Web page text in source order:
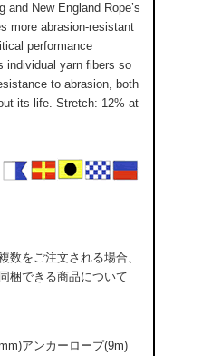
New England Rope’s
more abrasion-resistant
performance
individual yarn fibers so
to abrasion, both
its life. Stretch: 12% at
数をご注文される場合、
梱できる商品について
アンカーロープ(9m)